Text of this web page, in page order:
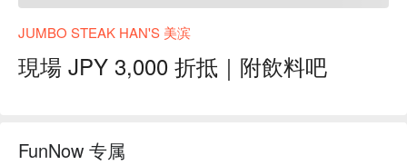
JUMBO STEAK HAN'S 美滨
現場 JPY 3,000 折抵｜附飲料吧
FunNow 专属